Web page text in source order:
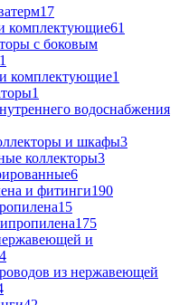
17
комплектующие61
с боковым
комплектующие1
1
водоснабжения
и шкафы3
коллекторы3
6
и фитинги190
15
175
и
из нержавеющей